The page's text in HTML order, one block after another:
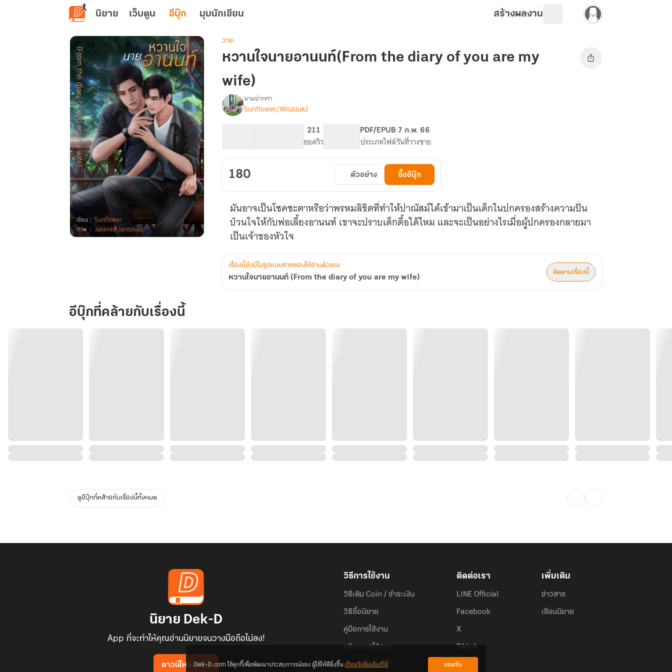
ข้ามไปยังเนื้อหาหลัก
นิยาย เว็บตูน อีบุ๊ก มุมนักเขียน สร้างผลงาน
diary
of
you
วาย
หวานใจนายอานนท์(From the diary of you are my
wife)
เรื่อง
หวาน
(From
the
diary
of
are
my
wife)
นามปากกา
Sunflower/WilailukJ
211
ยอดวิว
PDF/EPUB
ประเภทไฟล์
7 ก.พ. 66
วันที่วางขาย
180 ตัวอย่าง ซื้ออีบุ๊ก
มันอาจเป็นโชคชะตาหรือว่าพรหมลิขิตที่ทำให้ปาณัสม์ได้เข้ามาเป็นเด็กในปกครองสร้างความปั่น
ป่วนใจให้กับพ่อเลี้ยงอานนท์ เขาจะปราบเด็กดื้อได้ไหม และจะเป็นอย่างไรเมื่อผู้ปกครองกลายมา
เป็นเจ้าของหัวใจ
เรื่องนี้ยังมีในรูปแบบรายตอนให้อ่านด้วยนะ
หวานใจนายอานนท์ (From the diary of you are my wife)
ติดตามเรื่องนี้
อีบุ๊กที่คล้ายกับเรื่องนี้
ดูอีบุ๊กที่คล้ายกับเรื่องนี้ทั้งหมด
นิยาย Dek-D
App ที่จะทำให้คุณอ่านนิยายจนวางมือถือไม่ลง!
ดาวน์โหลดแอป
วิธีการใช้งาน
วิธีเติม Coin / ชำระเงิน
วิธีซื้อนิยาย
คู่มือการใช้งาน
กติกาการใช้งาน
คำถามที่พบบ่อย
ติดต่อเรา
LINE Official
Facebook
X
Tiktok
เพิ่มเติม
ข่าวสาร
เขียนนิยาย
Dek-D.com ใช้คุกกี้เพื่อพัฒนาประสบการณ์ของ ผู้ใช้ให้ดียิ่งขึ้นเรียนรู้เพิ่มเติมที่นี่ ยอมรับ